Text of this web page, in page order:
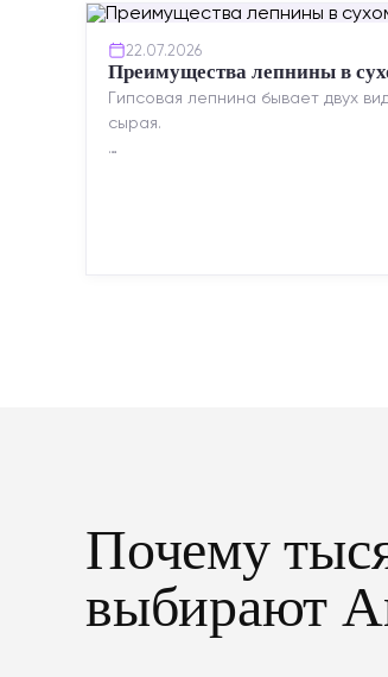
22.07.2026
Преимущества лепнины в
Гипсовая лепнина бывает двух
сырая.
Почему
выбирают